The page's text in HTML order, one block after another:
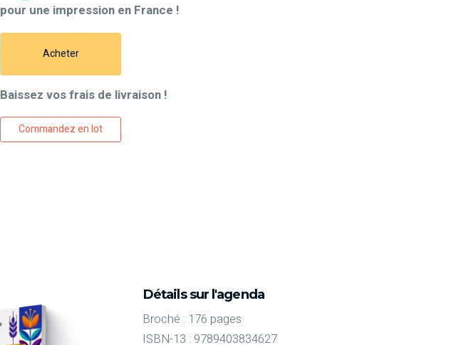
pour une impression en France !
Acheter
Baissez vos frais de livraison !
Commandez en lot
Détails sur l'agenda
Broché : 176 pages
ISBN-13 : 9789403834627